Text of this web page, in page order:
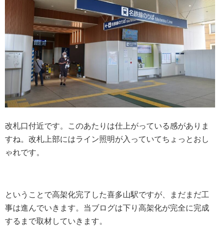
改札口付近です。このあたりは仕上がっている感がありま
すね。改札上部にはライン照明が入っていてちょっとおし
ゃれです。
ということで高架化完了した喜多山駅ですが、まだまだ工
事は進んでいきます。当ブログは下り高架化が完全に完成
するまで取材していきます。